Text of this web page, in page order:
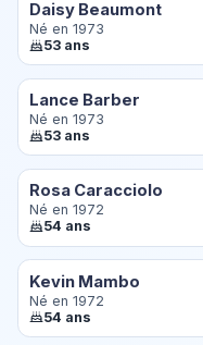
Daisy Beaumont
Né en 1973
53 ans
Lance Barber
Né en 1973
53 ans
Rosa Caracciolo
Né en 1972
54 ans
Kevin Mambo
Né en 1972
54 ans